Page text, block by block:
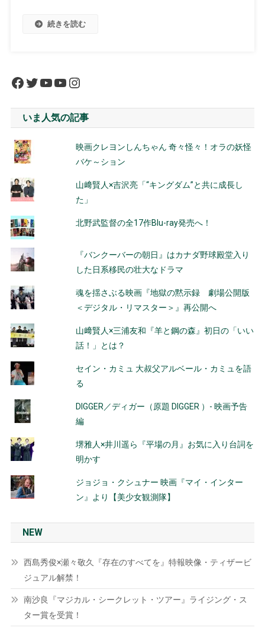
続きを読む
Facebook
Twitter
YouTube
YouTube
Instagram
いま人気の記事
映画クレヨンしんちゃん 奇々怪々！オラの妖怪
バケ～ション
山﨑賢人×吉沢亮「“キングダム”と共に成長し
た」
北野武監督の全17作Blu-ray発売へ！
『バンクーバーの朝日』はカナダ野球殿堂入り
した日系移民の壮大なドラマ
魂を揺さぶる映画『地獄の黙示録 劇場公開版
＜デジタル・リマスター＞』再公開へ
山﨑賢人×三浦友和『羊と鋼の森』初日の「いい
話！」とは？
セイン・カミュ 大叔父アルベール・カミュを語
る
DIGGER／ディガー（原題 DIGGER ）- 映画予告
編
堺雅人×井川遥ら『平場の月』お気に入り台詞を
明かす
ジョジョ・クシュナー 映画『マイ・インター
ン』より【美少女観測隊】
NEW
西島秀俊×瀬々敬久『存在のすべてを』特報映像・ティザービ
ジュアル解禁！
南沙良『マジカル・シークレット・ツアー』ライジング・ス
ター賞を受賞！